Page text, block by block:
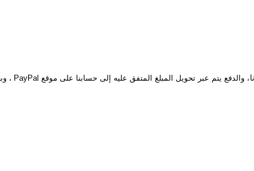
والدفع يتم عبر تحويل المبلغ المتفق عليه إلى حسابنا على موقع PayPal ، وبعدها يتم إرسال المنتج إلى المكان المتفق عليه.